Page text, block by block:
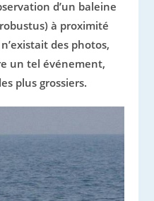
d’un baleine
à proximité
des photos,
un tel événement,
plus grossiers.